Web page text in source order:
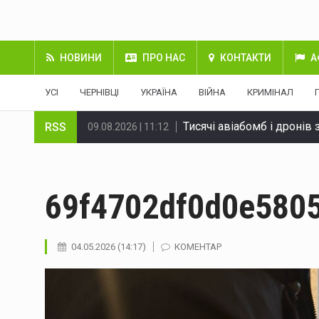
НОВИНИ ПРО НАС КОНТАКТИ
УСІ ЧЕРНІВЦІ УКРАЇНА ВІЙНА КРИМІНАЛ
RSS 09.08.2026 | 11:12 Тисячі авіабомб і
ЄС надав Україні
09.08.2026 | 11:12 Історія Виженки: від
09.08.2026 | 11:12 Зеленський: Україна
На Лиманському
Фінляндія готується
04.05.2026 (14:17) КОМЕНТАР